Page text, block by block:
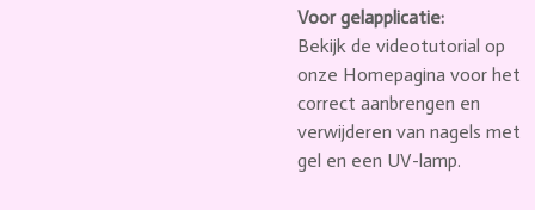
Voor gelapplicatie:
Bekijk de videotutorial op
onze Homepagina voor het
correct aanbrengen en
verwijderen van nagels met
gel en een UV-lamp.